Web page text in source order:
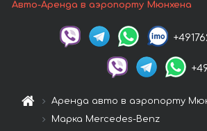
Авто-Аренда в аэропорту Мюнхена
Аренда авто в аэропорту
Марка Mercedes-Benz